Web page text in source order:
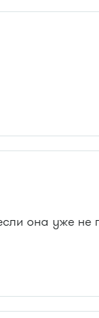
она уже не